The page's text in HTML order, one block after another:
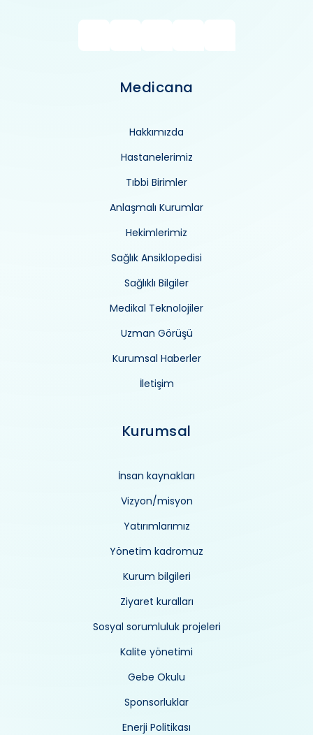
Medicana
Hakkımızda
Hastanelerimiz
Tıbbi Birimler
Anlaşmalı Kurumlar
Hekimlerimiz
Sağlık Ansiklopedisi
Sağlıklı Bilgiler
Medikal Teknolojiler
Uzman Görüşü
Kurumsal Haberler
İletişim
Kurumsal
İnsan kaynakları
Vizyon/misyon
Yatırımlarımız
Yönetim kadromuz
Kurum bilgileri
Ziyaret kuralları
Sosyal sorumluluk projeleri
Kalite yönetimi
Gebe Okulu
Sponsorluklar
Enerji Politikası